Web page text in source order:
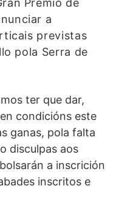
a
previstas
pola Serra de
ter que dar,
condicións este
ganas, pola falta
disculpas aos
a inscrición
inscritos e